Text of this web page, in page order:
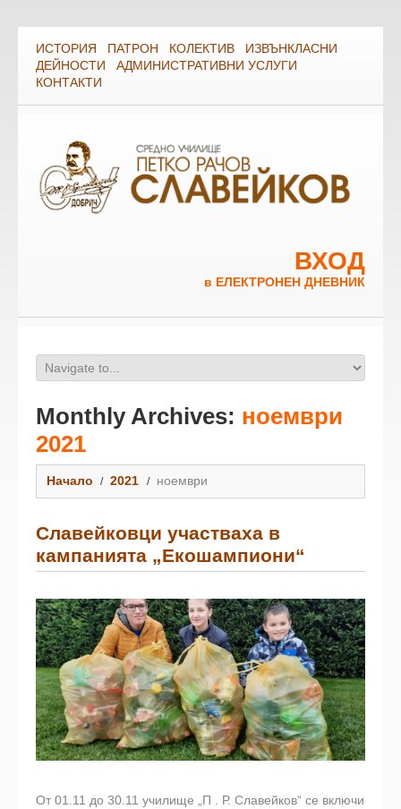
ИСТОРИЯ ПАТРОН КОЛЕКТИВ
ИЗВЪНКЛАСНИ
ДЕЙНОСТИ
АДМИНИСТРАТИВНИ УСЛУГИ
КОНТАКТИ
ВХОД
в ЕЛЕКТРОНЕН ДНЕВНИК
Monthly Archives: ноември
2021
Начало 2021 ноември
Славейковци участваха в
кампанията „Екошампиони“
От 01.11 до 30.11 училище „П . Р. Славейков“ се включи